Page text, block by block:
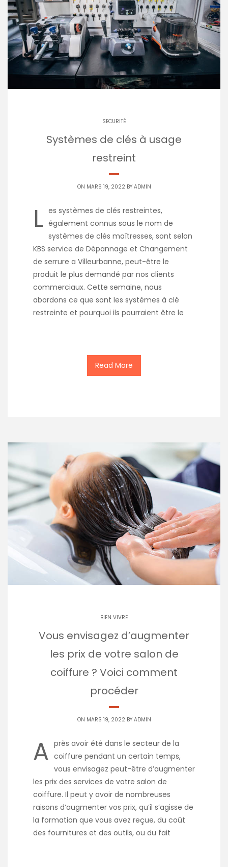
SECURITÉ
Systèmes de clés à usage
restreint
ON MARS 19, 2022 BY ADMIN
L es systèmes de clés restreintes,
également connus sous le nom de
systèmes de clés maîtresses, sont selon
KBS service de Dépannage et Changement
de serrure a Villeurbanne, peut-être le
produit le plus demandé par nos clients
commerciaux. Cette semaine, nous
abordons ce que sont les systèmes à clé
restreinte et pourquoi ils pourraient être le
Read More
BIEN VIVRE
Vous envisagez d’augmenter
les prix de votre salon de
coiffure ? Voici comment
procéder
ON MARS 19, 2022 BY ADMIN
A près avoir été dans le secteur de la
coiffure pendant un certain temps,
vous envisagez peut-être d’augmenter
les prix des services de votre salon de
coiffure. Il peut y avoir de nombreuses
raisons d’augmenter vos prix, qu’il s’agisse de
la formation que vous avez reçue, du coût
des fournitures et des outils, ou du fait